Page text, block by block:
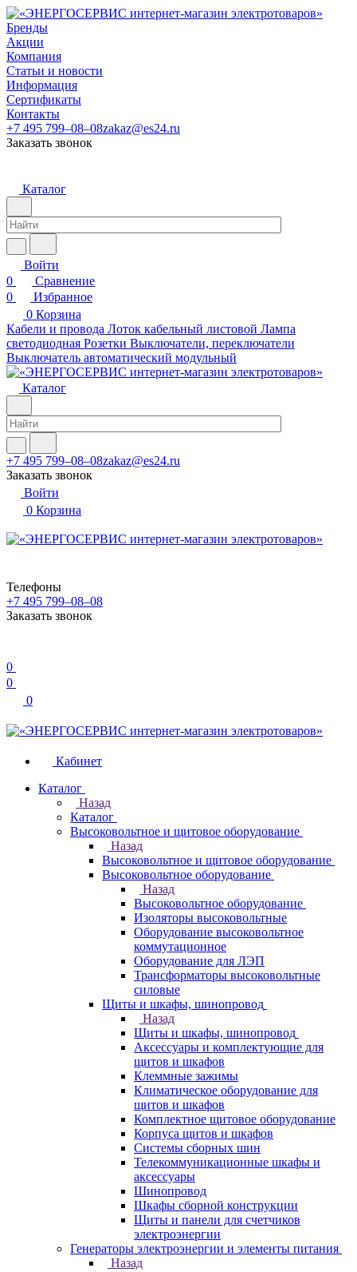
Бренды
Акции
Компания
Статьи и новости
Информация
Сертификаты
Контакты
+7 495 799–08–08zakaz@es24.ru
Заказать звонок
Каталог
Войти
0
Сравнение
0
Избранное
0 Корзина
Кабели и провода Лоток кабельный листовой Лампа
светодиодная Розетки Выключатели, переключатели
Выключатель автоматический модульный
Каталог
+7 495 799–08–08zakaz@es24.ru
Заказать звонок
Войти
0 Корзина
Телефоны
+7 495 799–08–08
Заказать звонок
0
0
0
Кабинет
Каталог
Назад
Каталог
Высоковольтное и щитовое оборудование
Назад
Высоковольтное и щитовое оборудование
Высоковольтное оборудование
Назад
Высоковольтное оборудование
Изоляторы высоковольтные
Оборудование высоковольтное
коммутационное
Оборудование для ЛЭП
Трансформаторы высоковольтные
силовые
Щиты и шкафы, шинопровод
Назад
Щиты и шкафы, шинопровод
Аксессуары и комплектующие для
щитов и шкафов
Клеммные зажимы
Климатическое оборудование для
щитов и шкафов
Комплектное щитовое оборудование
Корпуса щитов и шкафов
Системы сборных шин
Телекоммуникационные шкафы и
аксессуары
Шинопровод
Шкафы сборной конструкции
Щиты и панели для счетчиков
электроэнергии
Генераторы электроэнергии и элементы питания
Назад